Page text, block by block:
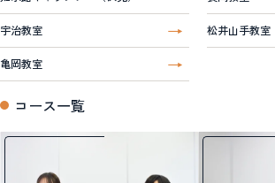
宇治教室 松井山手教室
亀岡教室
コース一覧